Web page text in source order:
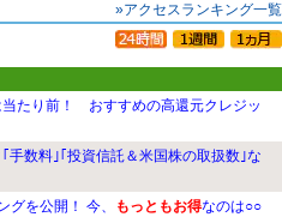
»アクセスランキング一覧
たり前！ おすすめの高還元クレジッ
｢手数料｣｢投資信託＆米国株の取扱数｣な
グを公開！ 今、 もっともお得なのは○○